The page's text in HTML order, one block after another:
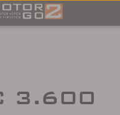
3.600